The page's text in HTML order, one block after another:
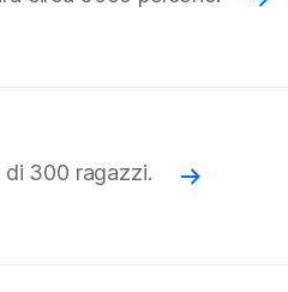
di 300 ragazzi. Read more